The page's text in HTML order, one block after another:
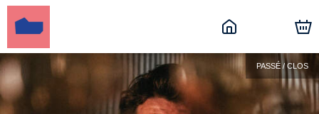
PASSÉ / CLOS